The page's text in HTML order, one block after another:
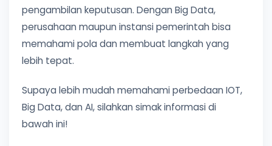
pengambilan keputusan. Dengan Big Data,
perusahaan maupun instansi pemerintah bisa
memahami pola dan membuat langkah yang
lebih tepat.
Supaya lebih mudah memahami perbedaan IOT,
Big Data, dan AI, silahkan simak informasi di
bawah ini!